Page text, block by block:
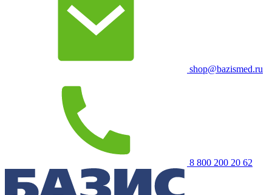
shop@bazismed.ru
8 800 200 20 62